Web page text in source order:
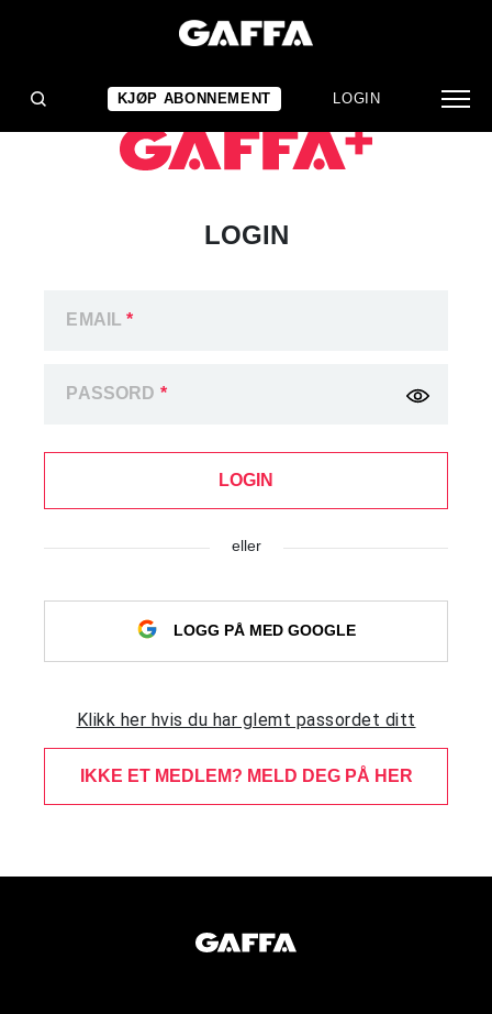
KJØP ABONNEMENT LOGIN
LOGIN
EMAIL*
PASSORD *
LOGIN
eller
LOGG PÅ MED GOOGLE
Klikk her hvis du har glemt passordet ditt
IKKE ET MEDLEM? MELD DEG PÅ HER